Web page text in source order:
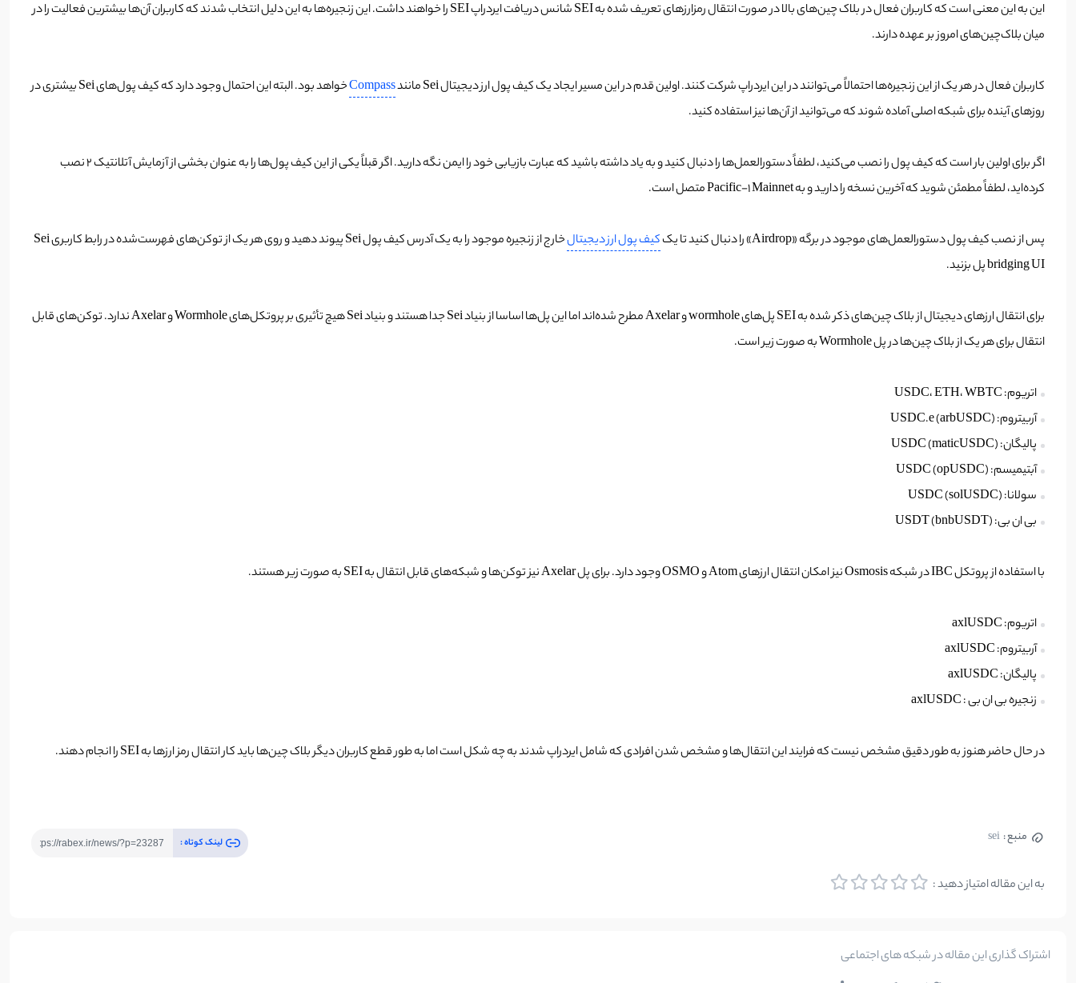
این به این معنی است که کاربران فعال در بلاک چین‌های بالا در صورت انتقال رمزارزهای تعریف شده به SEI شانس دریافت ایردراپ SEI را خواهند داشت. این زنجیره‌ها به این دلیل انتخاب شدند که کاربران آن‌ها بیشترین فعالیت را در
میان بلاک‌چین‌های امروز بر عهده دارند.
کاربران فعال در هر یک از این زنجیره‌ها احتمالاً می‌توانند در این ایردراپ شرکت کنند. اولین قدم در این مسیر ایجاد یک کیف پول ارز دیجیتال Sei مانند Compass
خواهد بود. البته این احتمال وجود دارد که کیف پول‌های Sei بیشتری در
روزهای آینده برای شبکه اصلی آماده شوند که می‌توانید از آن‌ها نیز استفاده کنید.
اگر برای اولین بار است که کیف پول را نصب می‌کنید، لطفاً دستورالعمل‌ها را دنبال کنید و به یاد داشته باشید که عبارت بازیابی خود را ایمن نگه دارید. اگر قبلاً یکی از این کیف پول‌ها را به عنوان بخشی از آزمایش آتلانتیک 2 نصب
کرده‌اید، لطفاً مطمئن شوید که آخرین نسخه را دارید و به Pacific-1 Mainnet متصل است.
پس از نصب کیف پول دستورالعمل‌های موجود در برگه «Airdrop» را دنبال کنید تا یک کیف پول ارز دیجیتال
خارج از زنجیره موجود را به یک آدرس کیف پول Sei پیوند دهید و روی هر یک از توکن‌های فهرست‌شده در رابط کاربری Sei
bridging UI پل بزنید.
برای انتقال ارزهای دیجیتال از بلاک چین‌های ذکر شده به SEI پل‌های wormhole و Axelar مطرح شده‌اند اما این پل‌ها اساسا از بنیاد Sei جدا هستند و بنیاد Sei هیچ تأثیری بر پروتکل‌های Wormhole و Axelar ندارد. توکن‌های قابل
انتقال برای هر یک از بلاک چین‌ها در پل‌ Wormhole به صورت زیر است.
اتریوم: USDC، ETH، WBTC
آربیتروم: USDC.e (arbUSDC)
پالیگان: USDC (maticUSDC)
آبتیمیسم: USDC (opUSDC)
سولانا: USDC (solUSDC)
بی ان بی: USDT (bnbUSDT)
با استفاده از پروتکل IBC در شبکه Osmosis نیز امکان انتقال ارزهای Atom و OSMO وجود دارد. برای پل Axelar نیز توکن‌ها و شبکه‌های قابل انتقال به SEI به صورت زیر هستند.
اتریوم: axlUSDC
آربیتروم: axlUSDC
پالیگان: axlUSDC
زنجیره بی ان بی : axlUSDC
در حال حاضر هنوز به طور دقیق مشخص نیست که فرایند این انتقال‌ها و مشخص شدن افرادی که شامل ایردراپ شدند به چه شکل است اما به طور قطع کاربران دیگر بلاک چین‌ها باید کار انتقال رمز ارزها به SEI را انجام دهند.
منبع : sei
به این مقاله امتیاز دهید :
لینک کوتاه :
اشتراک گذاری این مقاله در شبکه های اجتماعی